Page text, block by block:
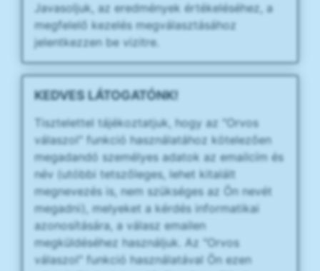
Javasoljuk, az eredmények értékeléséhez, a
megfelelő kezelés megválasztásához
jelentkezzen be vizitre.
KEDVES LÁTOGATÓNK!
Tisztelettel tájékoztatjuk, hogy az "Orvos
válaszol" funkció használatához kötelezően
megadandó személyes adatok az emailcím és
név (utóbbi tetszőleges, lehet kitalált
megnevezés is, nem szükséges az Ön nevét
megadni), melyeket a kérdés informatikai
azonosítására, a válasz emailen
megküldéséhez használjuk. Az "Orvos
válaszol" funkció használatával Ön ezen